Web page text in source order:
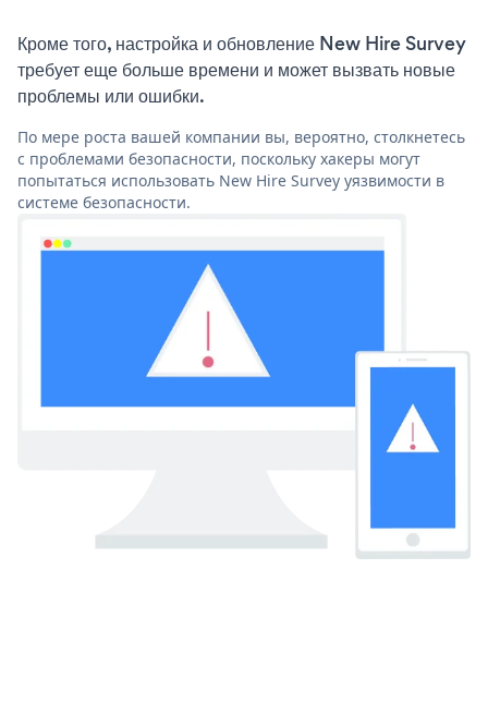
Кроме того, настройка и обновление New Hire Survey
требует еще больше времени и может вызвать новые
проблемы или ошибки.
По мере роста вашей компании вы, вероятно, столкнетесь
с проблемами безопасности, поскольку хакеры могут
попытаться использовать New Hire Survey уязвимости в
системе безопасности.